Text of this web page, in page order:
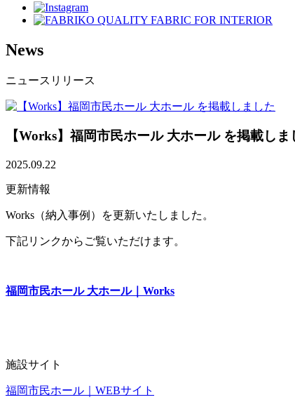
News
ニュースリリース
【Works】福岡市民ホール 大ホール を掲載しま
2025.09.22
更新情報
Works（納入事例）を更新いたしました。
下記リンクからご覧いただけます。
福岡市民ホール 大ホール｜Works
施設サイト
福岡市民ホール｜WEBサイト